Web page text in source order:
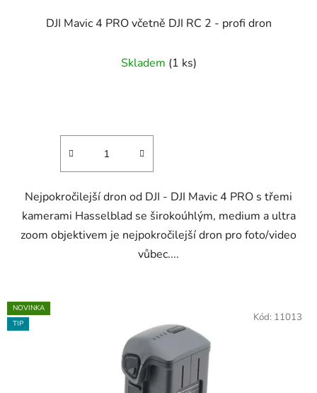
DJI Mavic 4 PRO včetně DJI RC 2 - profi dron
Skladem (1 ks)
Nejpokročilejší dron od DJI - DJI Mavic 4 PRO s třemi
kamerami Hasselblad se širokoúhlým, medium a ultra
zoom objektivem je nejpokročilejší dron pro foto/video
vůbec....
NOVINKA
TIP
Kód: 11013